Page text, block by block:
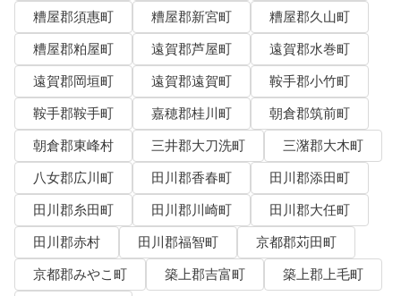
糟屋郡須惠町
糟屋郡新宮町
糟屋郡久山町
糟屋郡粕屋町
遠賀郡芦屋町
遠賀郡水巻町
遠賀郡岡垣町
遠賀郡遠賀町
鞍手郡小竹町
鞍手郡鞍手町
嘉穂郡桂川町
朝倉郡筑前町
朝倉郡東峰村
三井郡大刀洗町
三潴郡大木町
八女郡広川町
田川郡香春町
田川郡添田町
田川郡糸田町
田川郡川崎町
田川郡大任町
田川郡赤村
田川郡福智町
京都郡苅田町
京都郡みやこ町
築上郡吉富町
築上郡上毛町